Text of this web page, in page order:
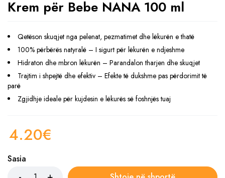
Krem për Bebe NANA 100 ml
Qetëson skuqjet nga pelenat, pezmatimet dhe lëkurën e thatë
100% përbërës natyralë – I sigurt për lëkurën e ndjeshme
Hidraton dhe mbron lëkurën – Parandalon tharjen dhe skuqjet
Trajtim i shpejtë dhe efektiv – Efekte të dukshme pas përdorimit të
parë
Zgjidhje ideale për kujdesin e lëkurës së foshnjës tuaj
4.20€
Sasia